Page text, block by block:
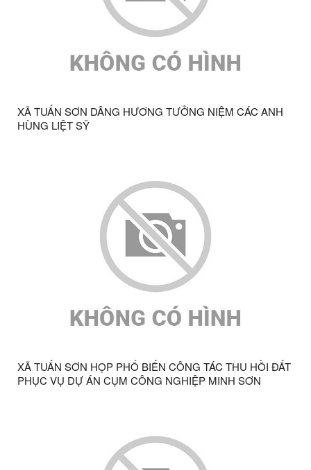
XÃ TUẤN SƠN DÂNG HƯƠNG TƯỞNG NIỆM CÁC ANH
HÙNG LIỆT SỸ
XÃ TUẤN SƠN HỌP PHỔ BIẾN CÔNG TÁC THU HỒI ĐẤT
PHỤC VỤ DỰ ÁN CỤM CÔNG NGHIỆP MINH SƠN